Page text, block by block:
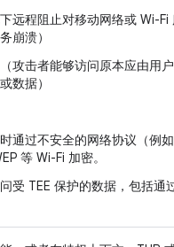
远程阻止对移动网络或 Wi-
崩溃）
攻击者能够访问原本应由用
数据）
通过不安全的网络协议（例
等 Wi-Fi 加密。
受 TEE 保护的数据，包括通